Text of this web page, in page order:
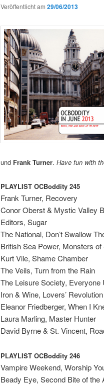
Veröffentlicht am 29/06/2013
und Frank Turner. Have fun with
PLAYLIST OCBoddity 245
Frank Turner, Recovery
Conor Oberst & Mystic Valley
Editors, Sugar
The National, Don’t Swallow
British Sea Power, Monsters of
Kurt Vile, Shame Chamber
The Veils, Turn from the Rain
The Leisure Society, Everyone
Iron & Wine, Lovers’ Revolution
Eleanor Friedberger, When I
Laura Marling, Master Hunter
David Byrne & St. Vincent,
PLAYLIST OCBoddity 246
Vampire Weekend, Worship
Beady Eye, Second Bite of the